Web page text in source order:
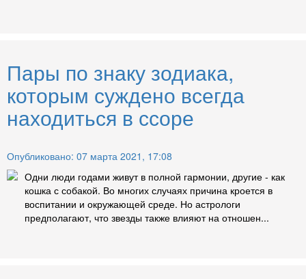
Пары по знаку зодиака,
которым суждено всегда
находиться в ссоре
Опубликовано: 07 марта 2021, 17:08
Одни люди годами живут в полной гармонии, другие - как
кошка с собакой. Во многих случаях причина кроется в
воспитании и окружающей среде. Но астрологи
предполагают, что звезды также влияют на отношен...